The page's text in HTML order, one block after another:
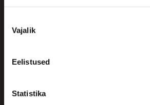
valik
Vajalik
Eelistused
Statistika
• Muud omapoolsed soovid